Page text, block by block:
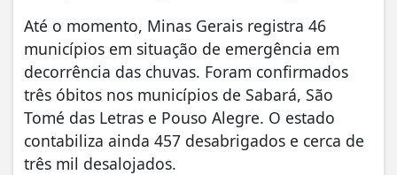
Até o momento, Minas Gerais registra 46
municípios em situação de emergência em
decorrência das chuvas. Foram confirmados
três óbitos nos municípios de Sabará, São
Tomé das Letras e Pouso Alegre. O estado
contabiliza ainda 457 desabrigados e cerca de
três mil desalojados.